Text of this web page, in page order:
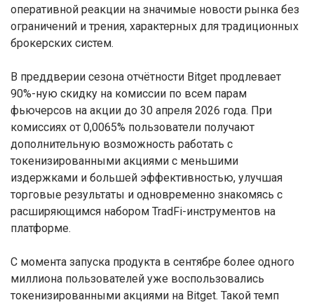
оперативной реакции на значимые новости рынка без
ограничений и трения, характерных для традиционных
брокерских систем.
В преддверии сезона отчётности Bitget продлевает
90%-ную скидку на комиссии по всем парам
фьючерсов на акции до 30 апреля 2026 года. При
комиссиях от 0,0065% пользователи получают
дополнительную возможность работать с
токенизированными акциями с меньшими
издержками и большей эффективностью, улучшая
торговые результаты и одновременно знакомясь с
расширяющимся набором TradFi-инструментов на
платформе.
С момента запуска продукта в сентябре более одного
миллиона пользователей уже воспользовались
токенизированными акциями на Bitget. Такой темп